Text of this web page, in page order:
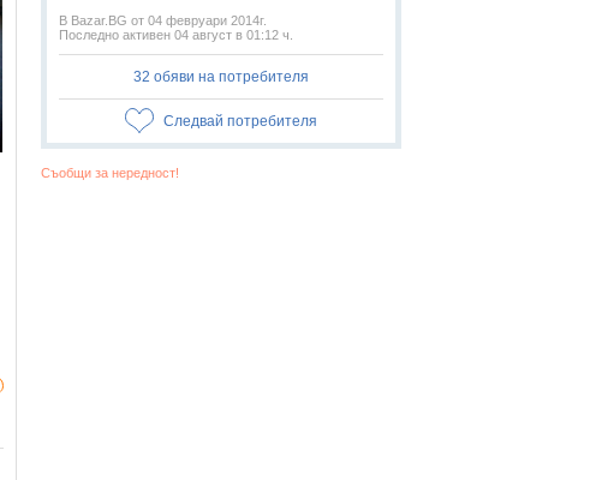
В Bazar.BG от 04 февруари 2014г.
Последно активен 04 август в 01:12 ч.
32 обяви на потребителя
Следвай потребителя
Съобщи за нередност!